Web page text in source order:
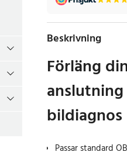
Beskrivning
Förläng
bildiagnos
Passar standard